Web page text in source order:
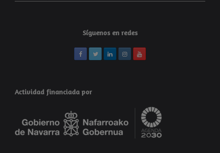
Síguenos en redes
Actividad financiada por